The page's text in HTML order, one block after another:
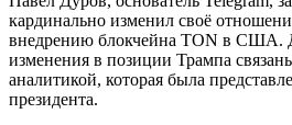
кардинально изменил своё
внедрению блокчейна TON в США.
изменения в позиции Трампа
аналитикой, которая была
президента.